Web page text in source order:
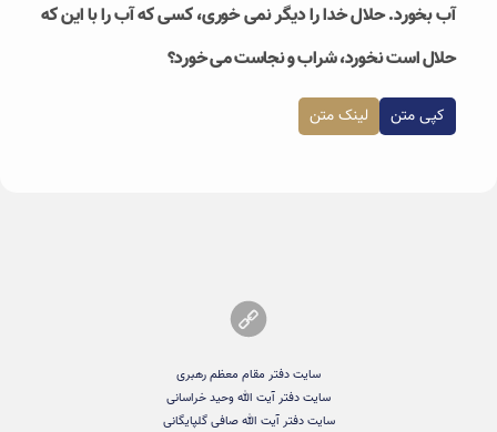
آب بخورد. حلال خدا را دیگر نمی خوری، کسی که آب را با این که
حلال است نخورد، شراب و نجاست می خورد؟
کپی متن لینک متن
سایت دفتر مقام معظم رهبری
سایت دفتر آیت الله وحید خراسانی
سایت دفتر آیت الله صافی گلپایگانی